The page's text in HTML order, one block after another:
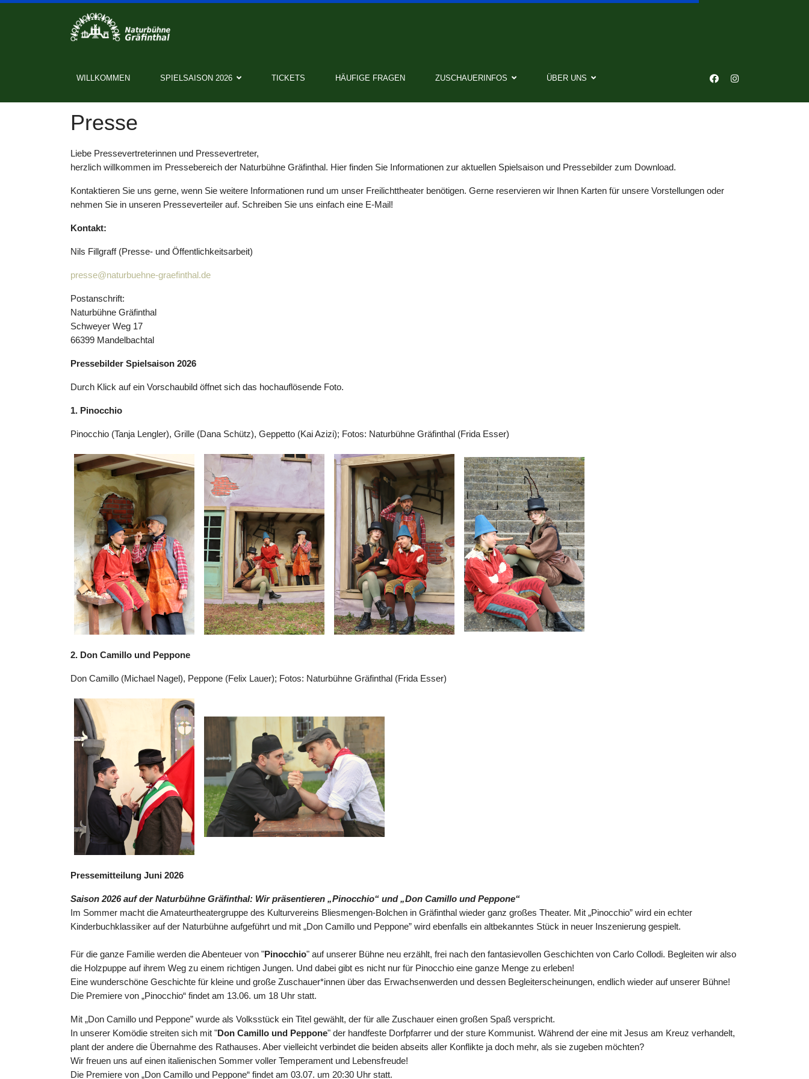
WILLKOMMEN SPIELSAISON 2026 TICKETS HÄUFIGE FRAGEN ZUSCHAUERINFOS ÜBER UNS
Presse
Liebe Pressevertreterinnen und Pressevertreter,
herzlich willkommen im Pressebereich der Naturbühne Gräfinthal. Hier finden Sie Informationen zur aktuellen Spielsaison und Pressebilder zum Download.
Kontaktieren Sie uns gerne, wenn Sie weitere Informationen rund um unser Freilichttheater benötigen. Gerne reservieren wir Ihnen Karten für unsere Vorstellungen oder
nehmen Sie in unseren Presseverteiler auf. Schreiben Sie uns einfach eine E-Mail!
Kontakt:
Nils Fillgraff (Presse- und Öffentlichkeitsarbeit)
presse@naturbuehne-graefinthal.de
Postanschrift:
Naturbühne Gräfinthal
Schweyer Weg 17
66399 Mandelbachtal
Pressebilder Spielsaison 2026
Durch Klick auf ein Vorschaubild öffnet sich das hochauflösende Foto.
1. Pinocchio
Pinocchio (Tanja Lengler), Grille (Dana Schütz), Geppetto (Kai Azizi); Fotos: Naturbühne Gräfinthal (Frida Esser)
2. Don Camillo und Peppone
Don Camillo (Michael Nagel), Peppone (Felix Lauer); Fotos: Naturbühne Gräfinthal (Frida Esser)
Pressemitteilung Juni 2026
Saison 2026 auf der Naturbühne Gräfinthal: Wir präsentieren „Pinocchio“ und „Don Camillo und Peppone“
Im Sommer macht die Amateurtheatergruppe des Kulturvereins Bliesmengen-Bolchen in Gräfinthal wieder ganz großes Theater. Mit „Pinocchio” wird ein echter
Kinderbuchklassiker auf der Naturbühne aufgeführt und mit „Don Camillo und Peppone” wird ebenfalls ein altbekanntes Stück in neuer Inszenierung gespielt.
Für die ganze Familie werden die Abenteuer von "Pinocchio" auf unserer Bühne neu erzählt, frei nach den fantasievollen Geschichten von Carlo Collodi. Begleiten wir also
die Holzpuppe auf ihrem Weg zu einem richtigen Jungen. Und dabei gibt es nicht nur für Pinocchio eine ganze Menge zu erleben!
Eine wunderschöne Geschichte für kleine und große Zuschauer*innen über das Erwachsenwerden und dessen Begleiterscheinungen, endlich wieder auf unserer Bühne!
Die Premiere von „Pinocchio“ findet am 13.06. um 18 Uhr statt.
Mit „Don Camillo und Peppone” wurde als Volksstück ein Titel gewählt, der für alle Zuschauer einen großen Spaß verspricht.
In unserer Komödie streiten sich mit "Don Camillo und Peppone" der handfeste Dorfpfarrer und der sture Kommunist. Während der eine mit Jesus am Kreuz verhandelt,
plant der andere die Übernahme des Rathauses. Aber vielleicht verbindet die beiden abseits aller Konflikte ja doch mehr, als sie zugeben möchten?
Wir freuen uns auf einen italienischen Sommer voller Temperament und Lebensfreude!
Die Premiere von „Don Camillo und Peppone“ findet am 03.07. um 20:30 Uhr statt.